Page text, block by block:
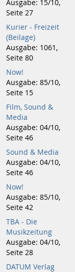
Ausgabe: 15/10,
Seite 27
Kurier - Freizeit
(Beilage)
Ausgabe: 1061,
Seite 80
Now!
Ausgabe: 85/10,
Seite 15
Film, Sound &
Media
Ausgabe: 04/10,
Seite 46
Sound & Media
Ausgabe: 04/10,
Seite 46
Now!
Ausgabe: 85/10,
Seite 42
TBA - Die
Musikzeitung
Ausgabe: 04/10,
Seite 28
DATUM Verlag